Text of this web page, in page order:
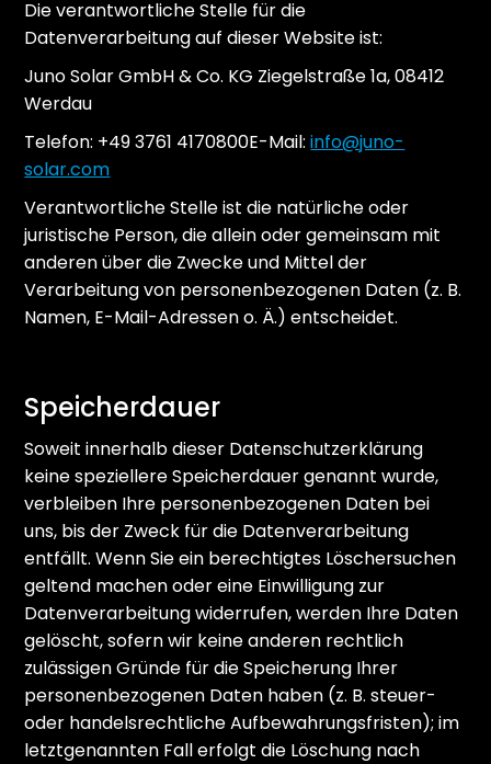
Die verantwortliche Stelle für die
Datenverarbeitung auf dieser Website ist:
Juno Solar GmbH & Co. KG Ziegelstraße 1a, 08412
Werdau
Telefon: +49 3761 4170800E-Mail:info@juno-
solar.com
Verantwortliche Stelle ist die natürliche oder
juristische Person, die allein oder gemeinsam mit
anderen über die Zwecke und Mittel der
Verarbeitung von personenbezogenen Daten (z. B.
Namen, E-Mail-Adressen o. Ä.) entscheidet.
Speicherdauer
Soweit innerhalb dieser Datenschutzerklärung
keine speziellere Speicherdauer genannt wurde,
verbleiben Ihre personenbezogenen Daten bei
uns, bis der Zweck für die Datenverarbeitung
entfällt. Wenn Sie ein berechtigtes Löschersuchen
geltend machen oder eine Einwilligung zur
Datenverarbeitung widerrufen, werden Ihre Daten
gelöscht, sofern wir keine anderen rechtlich
zulässigen Gründe für die Speicherung Ihrer
personenbezogenen Daten haben (z. B. steuer-
oder handelsrechtliche Aufbewahrungsfristen); im
letztgenannten Fall erfolgt die Löschung nach